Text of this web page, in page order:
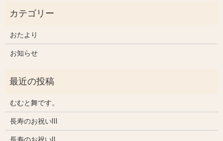
おたより
お知らせ
むむと舞です。
長寿のお祝いⅢ